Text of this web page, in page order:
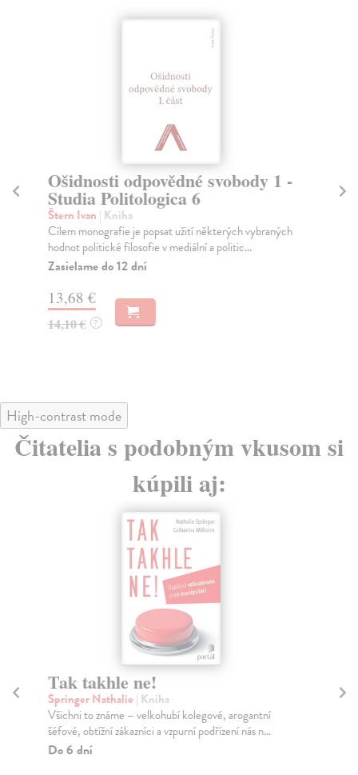
Ošidnosti odpovědné svobody 1 -
Studia Politologica 6
Štern Ivan | Kniha
Cílem monografie je popsat užití některých vybraných
hodnot politické filosofie v mediální a politic...
Zasielame do 12 dní
13,68 €
14,10 € ?
High-contrast mode
Čitatelia s podobným vkusom si
kúpili aj:
Tak takhle ne!
Springer Nathalie | Kniha
Všichni to známe – velkohubí kolegové, arogantní
šéfové, obtížní zákazníci a vzpurní podřízení nás n...
Do 6 dní